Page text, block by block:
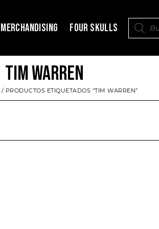
MERCHANDISING FOUR SKULLS
TIM WARREN
/ PRODUCTOS ETIQUETADOS “TIM WARREN”